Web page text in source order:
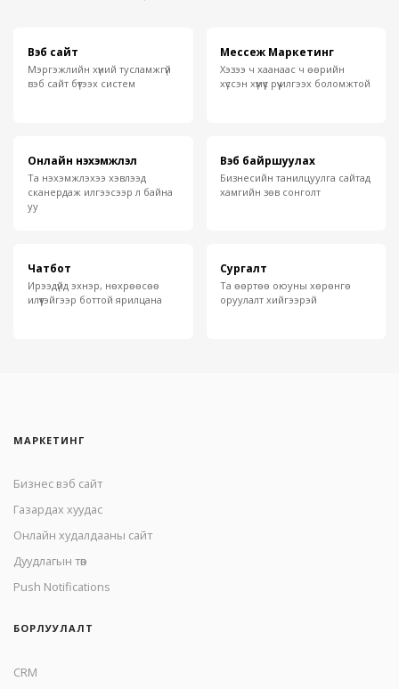
Вэб сайт
Мэргэжлийн хүний тусламжгүй
вэб сайт бүтээх систем
Мессеж Маркетинг
Хэзээ ч хаанаас ч өөрийн
хүссэн хүмүүс рүү илгээх боломжтой
Онлайн нэхэмжлэл
Та нэхэмжлэхээ хэвлээд
сканердаж илгээсээр л байна
уу
Вэб байршуулах
Бизнесийн танилцуулга сайтад
хамгийн зөв сонголт
Чатбот
Ирээдүйд эхнэр, нөхрөөсөө
илүүтэйгээр боттой ярилцана
Сургалт
Та өөртөө оюуны хөрөнгө
оруулалт хийгээрэй
МАРКЕТИНГ
Бизнес вэб сайт
Газардах хуудас
Онлайн худалдааны сайт
Дуудлагын төв
Push Notifications
БОРЛУУЛАЛТ
CRM